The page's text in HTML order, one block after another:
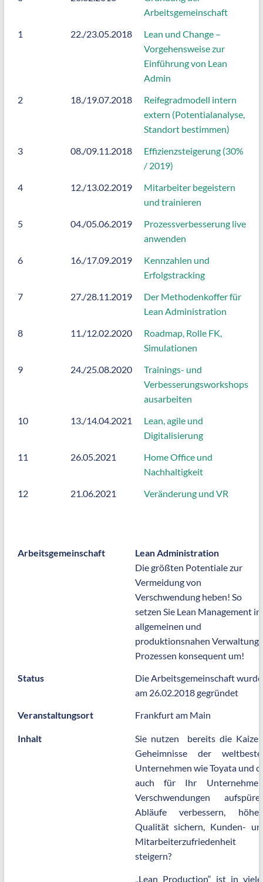
Arbeitsgemeinschaft
1
22./23.05.2018
Lean und Change –
Vorgehensweise zur
Einführung von Lean
Admin
2
18./19.07.2018
Reifegradmodell intern
extern (Potentialanalyse,
Standort bestimmen)
3
08./09.11.2018
Effizienzsteigerung (30%
/ 2019)
4
12./13.02.2019
Mitarbeiter begeistern
und trainieren
5
04./05.06.2019
Prozessverbesserung live
anwenden
6
16./17.09.2019
Kennzahlen und
Erfolgstracking
7
27./28.11.2019
Der Methodenkoffer für
Lean Administration
8
11./12.02.2020
Roadmap, Rolle FK,
Simulationen
9
24./25.08.2020
Trainings- und
Verbesserungsworkshops
ausarbeiten
10
13./14.04.2021
Lean, agile und
Digitalisierung
11
26.05.2021
Home Office und
Nachhaltigkeit
12
21.06.2021 Veränderung und VR
Arbeitsgemeinschaft
Lean Administration
Die größten Potentiale zur
Vermeidung von
Verschwendung heben! So
setzen Sie Lean Management in
allgemeinen und
produktionsnahen
Prozessen konsequent um!
Status
Die Arbeitsgemeinschaft wurde
am 26.02.2018 gegründet
Veranstaltungsort
Frankfurt am Main
Inhalt
Sie nutzen bereits die
Geheimnisse der
Unternehmen wie Toyata und
auch für Ihr
Verschwendungen
Abläufe verbessern,
Qualität sichern, Kunden-
Mitarbeiterzufriedenheit
steigern?
„Lean Production“ ist in